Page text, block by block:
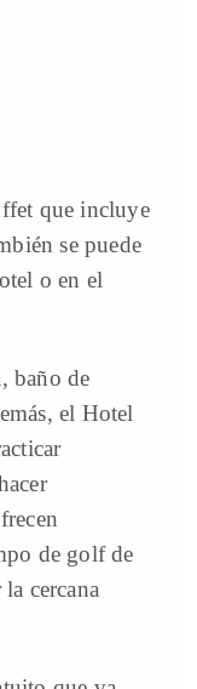
que incluye
se puede
o en el
baño de
el Hotel
de golf de
cercana